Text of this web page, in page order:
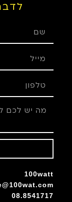
100watt
08.8541717